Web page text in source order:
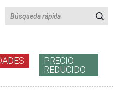
PRECIO
REDUCIDO